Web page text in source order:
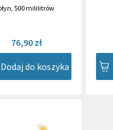
, 500 mililitrów
76,90 zł
Dodaj do koszyka